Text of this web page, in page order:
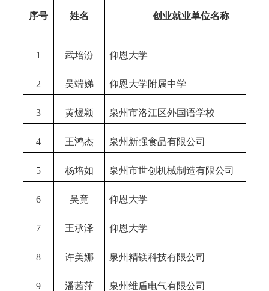
序号 姓名 创业就业单位名称
1 武培汾 仰恩大学
2 吴端娣 仰恩大学附属中学
3 黄煜颖 泉州市洛江区外国语学校
4 王鸿杰 泉州新强食品有限公司
5 杨培如 泉州市世创机械制造有限公司
6 吴竟 仰恩大学
7 王承泽 仰恩大学
8 许美娜 泉州精镁科技有限公司
9 潘茜萍 泉州维盾电气有限公司